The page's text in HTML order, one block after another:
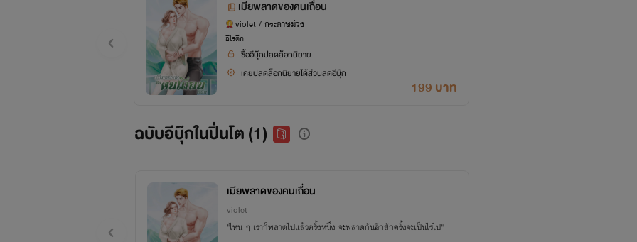
เมียพลาดของคนเถื่อน
violet / กระดาษม่วง
อีโรติก
ซื้ออีบุ๊กปลดล็อกนิยาย
เคยปลดล็อกนิยายได้ส่วนลดอีบุ๊ก
199 บาท
ฉบับอีบุ๊กในปิ่นโต (1)
เมียพลาดของคนเถื่อน
violet
"ไหน ๆ เราก็พลาดไปแล้วครั้งหนึ่ง จะพลาดกันอีกสักครั้งจะเป็นไรไป"